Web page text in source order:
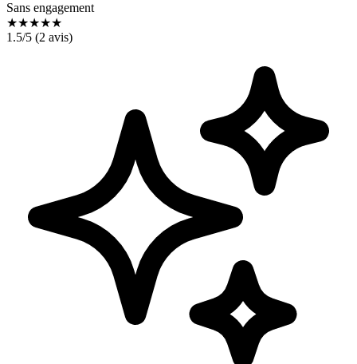
Sans engagement
★★★★★
1.5/5 (2 avis)